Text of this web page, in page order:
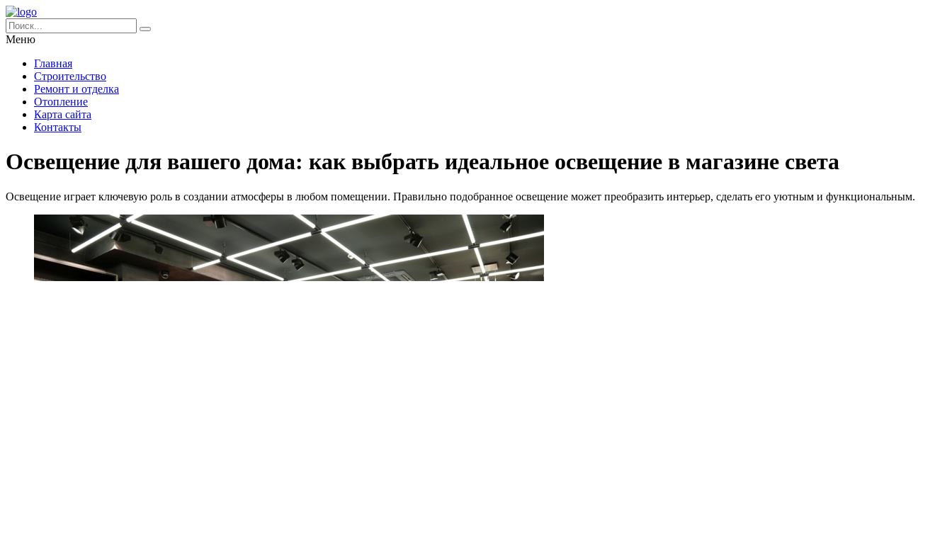
Меню
Главная
Строительство
Ремонт и отделка
Отопление
Карта сайта
Контакты
Освещение для вашего дома: как выбрать идеальное освещение в магазине света
Освещение играет ключевую роль в создании атмосферы в любом помещении. Правильно подобранное освещение может преобразить интерьер, сделать его уютным и функциональным.